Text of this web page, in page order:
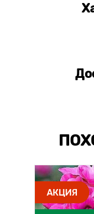
АКЦИЯ